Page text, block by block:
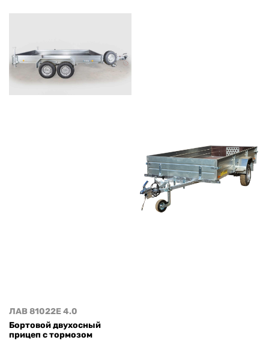
ЛАВ 81022E 4.0
Бортовой двухосный
прицеп с тормозом